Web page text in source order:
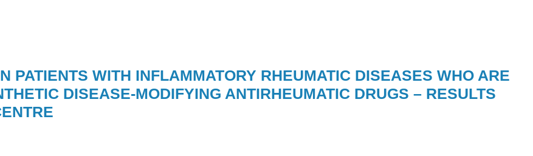
PATIENTS WITH INFLAMMATORY RHEUMATIC DISEASES WHO ARE
DISEASE-MODIFYING ANTIRHEUMATIC DRUGS – RESULTS